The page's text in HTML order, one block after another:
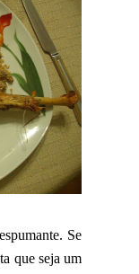
Se
que seja um